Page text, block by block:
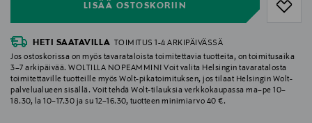
LISÄÄ OSTOSKORIIN
HETI SAATAVILLA
TOIMITUS 1-4 ARKIPÄIVÄSSÄ
Jos ostoskorissa on myös tavarataloista toimitettavia tuotteita, on toimitusaika
3–7 arkipäivää. WOLTILLA NOPEAMMIN! Voit valita Helsingin tavaratalosta
toimitettaville tuotteille myös Wolt-pikatoimituksen, jos tilaat Helsingin Wolt-
palvelualueen sisällä. Voit tehdä Wolt-tilauksia verkkokaupassa ma–pe 10–
18.30, la 10–17.30 ja su 12–16.30, tuotteen minimiarvo 40 €.